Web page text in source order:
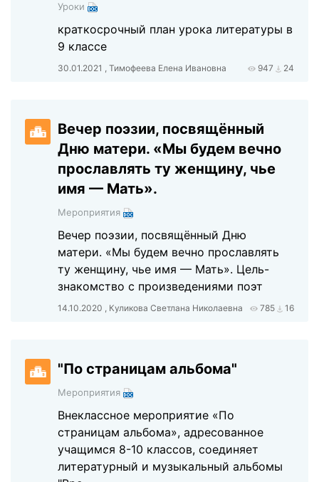
Уроки
краткосрочный план урока литературы в
9 классе
30.01.2021 , Тимофеева Елена Ивановна 947 24
Вечер поэзии, посвящённый
Дню матери. «Мы будем вечно
прославлять ту женщину, чье
имя — Мать».
Мероприятия
Вечер поэзии, посвящённый Дню
матери. «Мы будем вечно прославлять
ту женщину, чье имя — Мать». Цель-
знакомство с произведениями поэт
14.10.2020 , Куликова Светлана Николаевна 785 16
"По страницам альбома"
Мероприятия
Внеклассное мероприятие «По
страницам альбома», адресованное
учащимся 8-10 классов, соединяет
литературный и музыкальный альбомы